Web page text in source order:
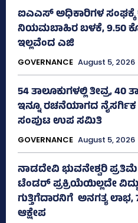
ಐಎಎಸ್‌ ಅಧಿಕಾರಿಗಳ
ನಿಯಮಬಾಹಿರ ಬಳಕೆ, 9.50
ಇಲ್ಲವೆಂದ ಎಜಿ
GOVERNANCE August 5, 2026
54 ತಾಲೂಕುಗಳಲ್ಲಿ ತೀವ್ರ,
ಇನ್ನೂ ರಚನೆಯಾಗದ
ಸಂಪುಟ ಉಪ ಸಮಿತಿ
GOVERNANCE August 5, 2026
ನಾಡದೇವಿ ಭುವನೇಶ್ವರಿ
ಟೆಂಡರ್ ಪ್ರಕ್ರಿಯೆಯಿಲ್ಲದೇ
ಗುತ್ತಿಗೆದಾರನಿಗೆ ಅನಗತ್ಯ ಲಾಭ,
ಆಕ್ಷೇಪ